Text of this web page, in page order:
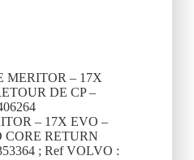
MERITOR – 17X
DE CP –
– 17X EVO –
RETURN
; Ref VOLVO :